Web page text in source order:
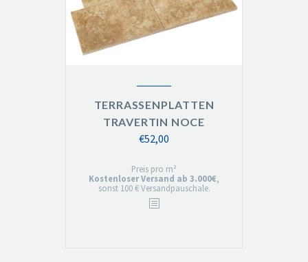
TERRASSENPLATTEN
TRAVERTIN NOCE
€52,00
Preis pro m²
Kostenloser Versand ab 3.000€,
sonst 100 € Versandpauschale.